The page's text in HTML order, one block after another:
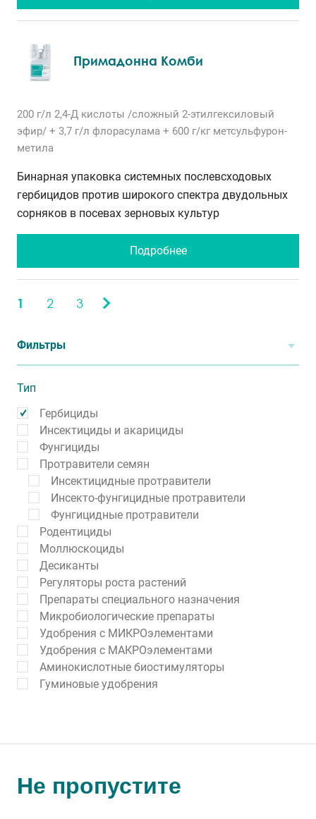
Примадонна Комби
200 г/л 2,4-Д кислоты /сложный 2-этилгексиловый
эфир/ + 3,7 г/л флорасулама + 600 г/кг метсульфурон-
метила
Бинарная упаковка системных послевсходовых
гербицидов против широкого спектра двудольных
сорняков в посевах зерновых культур
Подробнее
1 2 3
Фильтры
Тип
Гербициды
Инсектициды и акарициды
Фунгициды
Протравители семян
Инсектицидные протравители
Инсекто-фунгицидные протравители
Фунгицидные протравители
Родентициды
Моллюскоциды
Десиканты
Регуляторы роста растений
Препараты специального назначения
Микробиологические препараты
Удобрения с МИКРОэлементами
Удобрения с МАКРОэлементами
Аминокислотные биостимуляторы
Гуминовые удобрения
Не пропустите